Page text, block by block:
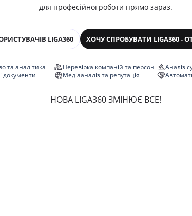
для професійної роботи прямо зараз.
LIGA360 ХОЧУ СПРОБУВАТИ LIGA360 -
та аналітика
документи
Перевірка компаній та персон
Медіааналіз та репутація
Аналіз
НОВА LIGA360 ЗМІНЮЄ ВСЕ!